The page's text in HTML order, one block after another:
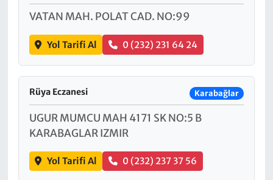
VATAN MAH. POLAT CAD. NO:99
Yol Tarifi Al 0 (232) 231 64 24
Rüya Eczanesi Karabağlar
UGUR MUMCU MAH 4171 SK NO:5 B
KARABAGLAR IZMIR
Yol Tarifi Al 0 (232) 237 37 56